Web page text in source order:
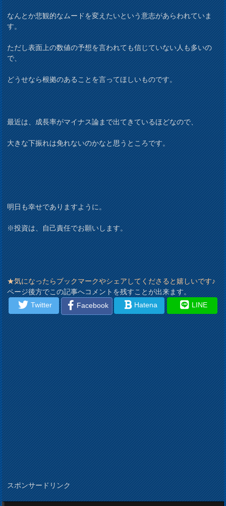
なんとか悲観的なムードを変えたいという意志があらわれていま
す。
ただし表面上の数値の予想を言われても信じていない人も多いの
で、
どうせなら根拠のあることを言ってほしいものです。
最近は、成長率がマイナス論まで出てきているほどなので、
大きな下振れは免れないのかなと思うところです。
明日も幸せでありますように。
※投資は、自己責任でお願いします。
★気になったらブックマークやシェアしてくださると嬉しいです♪
ページ後方でこの記事へコメントを残すことが出来ます。
Twitter
Facebook Hatena LINE
スポンサードリンク